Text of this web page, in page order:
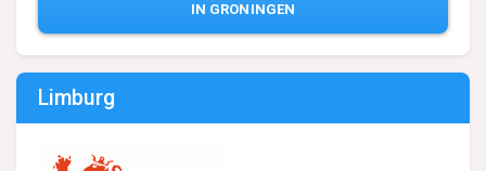
IN GRONINGEN
Limburg